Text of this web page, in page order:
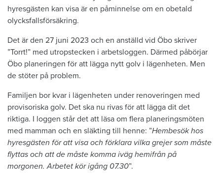
hyresgästen kan visa är en påminnelse om en obetald
olycksfallsförsäkring.
Det är den 27 juni 2023 och en anställd vid Öbo skriver
”Torrt!” med utropstecken i arbetsloggen. Därmed påbörjar
Öbo planeringen för att lägga nytt golv i lägenheten. Men
de stöter på problem.
Familjen bor kvar i lägenheten under renoveringen med
provisoriska golv. Det ska nu rivas för att lägga dit det
riktiga. I loggen står det att läsa om flera planeringsmöten
med mamman och en släkting till henne: ”Hembesök hos
hyresgästen för att visa och förklara vilka grejer som måste
flyttas och att de måste komma iväg hemifrån på
morgonen. Arbetet kör igång 07.30”.